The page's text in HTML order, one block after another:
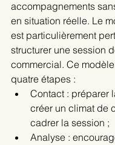
accompagnements
en situation réelle. Le
est particulièrement
structurer une session
commercial. Ce
quatre étapes :
Contact : préparer
créer un climat de
cadrer la session ;
Analyse :